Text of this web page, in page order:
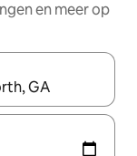
en meer op
je een keuze